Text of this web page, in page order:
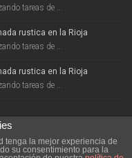
tareas de ...
rustica en la Rioja
tareas de ...
rustica en la Rioja
tareas de ...
tenga la mejor experiencia de
su consentimiento para la